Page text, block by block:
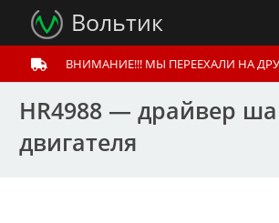
Вольтик
ВНИМАНИЕ!!! МЫ ПЕРЕЕХАЛИ НА
HR4988 — драйвер
двигателя